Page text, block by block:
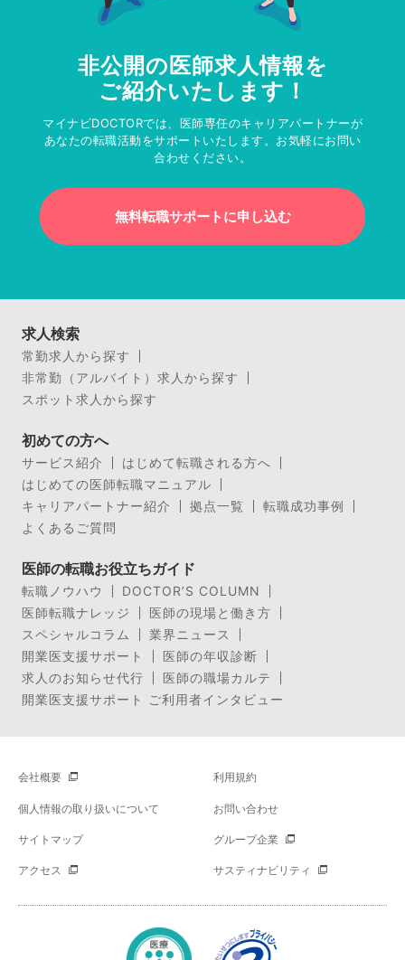
非公開の医師求人情報を
ご紹介いたします！
マイナビDOCTORでは、医師専任のキャリアパートナーが
あなたの転職活動をサポートいたします。お気軽にお問い
合わせください。
無料転職サポートに申し込む
求人検索
常勤求人から探す
非常勤（アルバイト）求人から探す
スポット求人から探す
初めての方へ
サービス紹介
はじめて転職される方へ
はじめての医師転職マニュアル
キャリアパートナー紹介
拠点一覧
転職成功事例
よくあるご質問
医師の転職お役立ちガイド
転職ノウハウ
DOCTOR’S COLUMN
医師転職ナレッジ
医師の現場と働き方
スペシャルコラム
業界ニュース
開業医支援サポート
医師の年収診断
求人のお知らせ代行
医師の職場カルテ
開業医支援サポート ご利用者インタビュー
会社概要 利用規約
個人情報の取り扱いについて お問い合わせ
サイトマップ グループ企業
アクセス サスティナビリティ